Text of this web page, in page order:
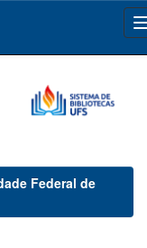
Federal de